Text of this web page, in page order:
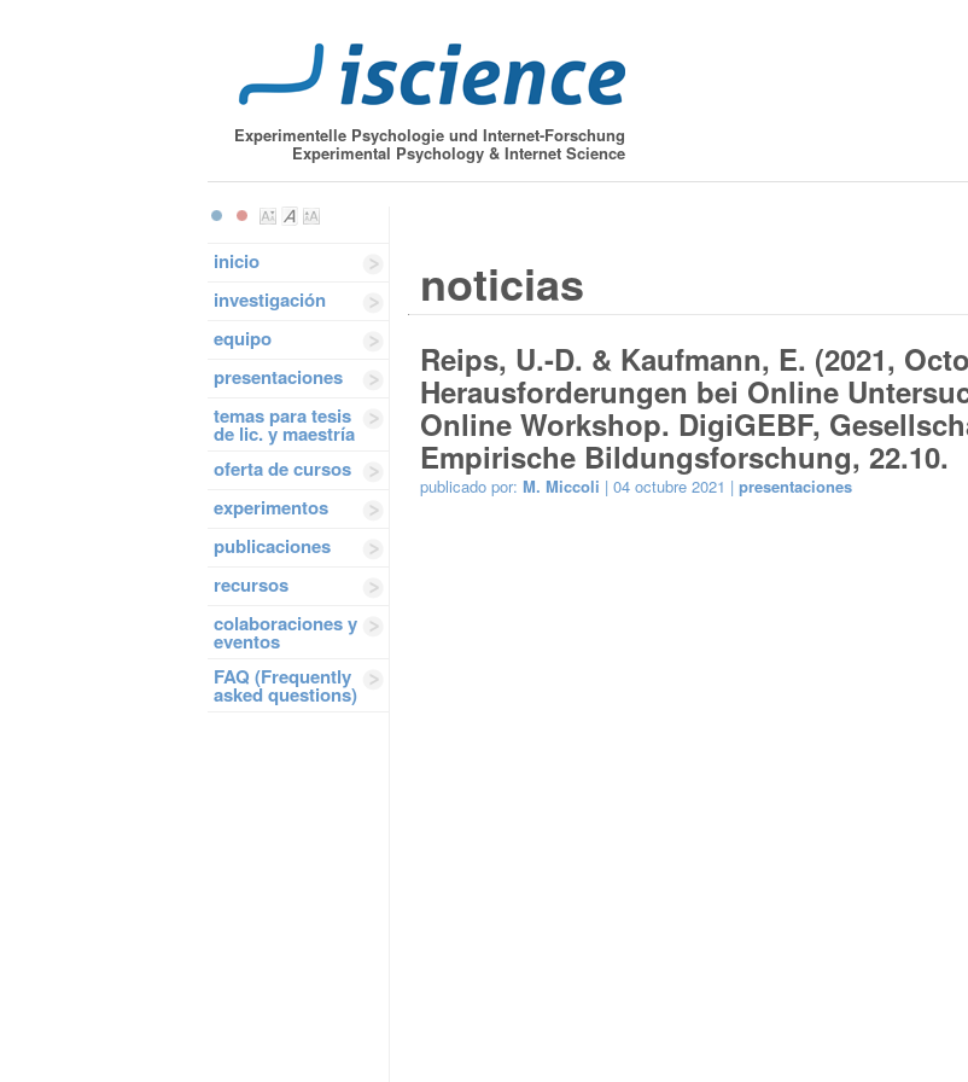
Experimentelle Psychologie und Internet-Forschung
Experimental Psychology & Internet Science
inicio
investigación
equipo
presentaciones
temas para tesis
de lic. y maestría
oferta de cursos
experimentos
publicaciones
recursos
colaboraciones y
eventos
FAQ (Frequently
asked questions)
noticias
Reips, U.-D. & Kaufmann, E. (2021,
Herausforderungen bei Online
Online Workshop. DigiGEBF,
Empirische Bildungsforschung, 22.10.
publicado por: M. Miccoli | 04 octubre 2021 | presentaciones